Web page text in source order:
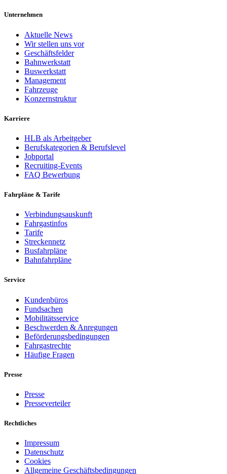
Unternehmen
Aktuelle News
Wir stellen uns vor
Geschäftsfelder
Bahnwerkstatt
Buswerkstatt
Management
Fahrzeuge
Konzernstruktur
Karriere
HLB als Arbeitgeber
Berufskategorien & Berufslevel
Jobportal
Recruiting-Events
FAQ Bewerbung
Fahrpläne & Tarife
Verbindungsauskunft
Fahrgastinfos
Tarife
Streckennetz
Busfahrpläne
Bahnfahrpläne
Service
Kundenbüros
Fundsachen
Mobilitätsservice
Beschwerden & Anregungen
Beförderungsbedingungen
Fahrgastrechte
Häufige Fragen
Presse
Presse
Presseverteiler
Rechtliches
Impressum
Datenschutz
Cookies
Allgemeine Geschäftsbedingungen